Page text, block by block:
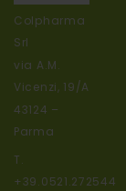
Colpharma
Srl
via A.M.
Vicenzi, 19/A
43124 –
Parma
T.
+39.0521.272544